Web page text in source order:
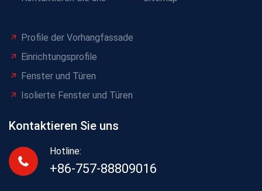
Profile der Vorhangfassade
Einrichtungsprofile
Fenster und Türen
Isolierte Fenster und Türen
Kontaktieren Sie uns
Hotline:
+86-757-88809016